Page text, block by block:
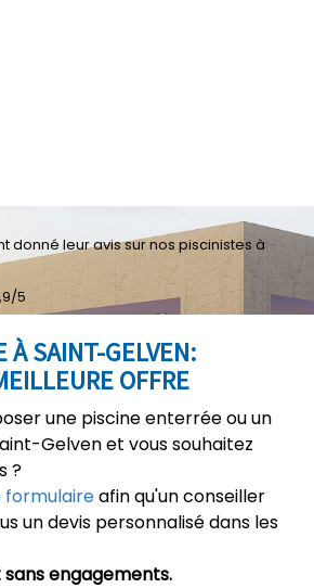
À SAINT-GELVEN:
OFFRE
une piscine enterrée ou un
Gelven et vous souhaitez
?
formulaireafin qu'un conseiller
un devis personnalisé dans les
engagements.
donné leuravis sur nos piscinistes à
/5